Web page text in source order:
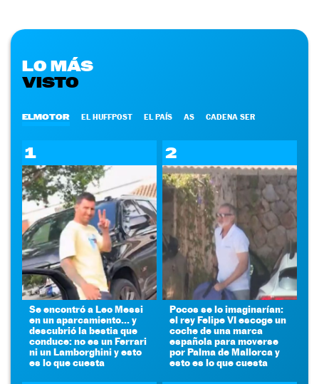
LO MÁS
VISTO
ELMOTOR EL HUFFPOST EL PAÍS AS CADENA SER
1
Se encontró a Leo Messi
en un aparcamiento... y
descubrió la bestia que
conduce: no es un Ferrari
ni un Lamborghini y esto
es lo que cuesta
2
Pocos se lo imaginarían:
el rey Felipe VI escoge un
coche de una marca
española para moverse
por Palma de Mallorca y
esto es lo que cuesta